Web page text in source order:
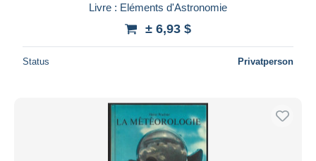
Livre : Eléments d'Astronomie
± 6,93 $
Status Privatperson